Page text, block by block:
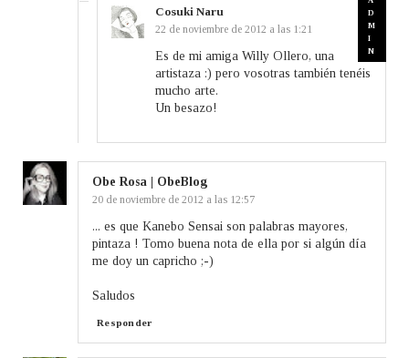
Cosuki Naru
22 de noviembre de 2012 a las 1:21
Es de mi amiga Willy Ollero, una
artistaza :) pero vosotras también tenéis
mucho arte.
Un besazo!
Obe Rosa | ObeBlog
20 de noviembre de 2012 a las 12:57
... es que Kanebo Sensai son palabras mayores,
pintaza ! Tomo buena nota de ella por si algún día
me doy un capricho ;-)
Saludos
Responder